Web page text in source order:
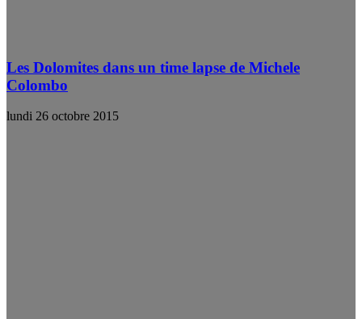
Les Dolomites dans un time lapse de Michele
Colombo
lundi 26 octobre 2015